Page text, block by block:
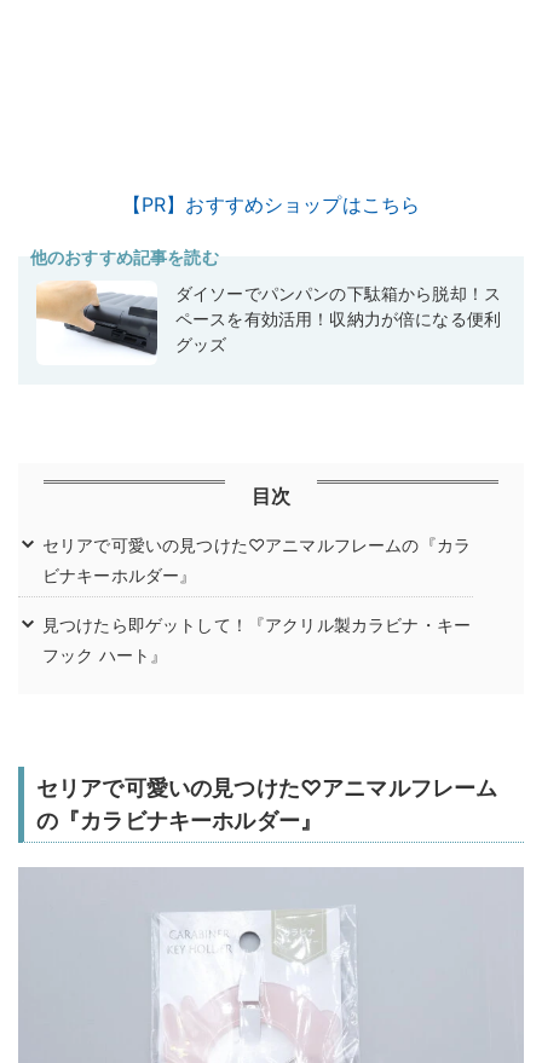
【PR】おすすめショップはこちら
他のおすすめ記事を読む
ダイソーでパンパンの下駄箱から脱却！ス
ペースを有効活用！収納力が倍になる便利
グッズ
目次
セリアで可愛いの見つけた♡アニマルフレームの『カラ
ビナキーホルダー』
見つけたら即ゲットして！『アクリル製カラビナ・キー
フック ハート』
セリアで可愛いの見つけた♡アニマルフレーム
の『カラビナキーホルダー』